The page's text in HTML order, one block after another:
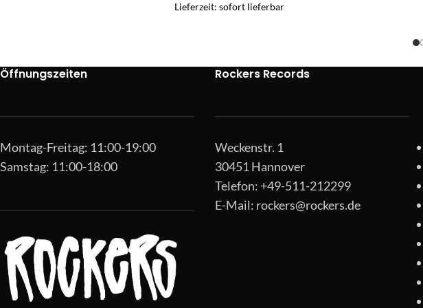
Lieferzeit: sofort lieferbar
Öffnungszeiten
Montag-Freitag: 11:00-19:00
Samstag: 11:00-18:00
Rockers Records
Weckenstr. 1
30451 Hannover
Telefon: +49-511-212299
E-Mail: rockers@rockers.de